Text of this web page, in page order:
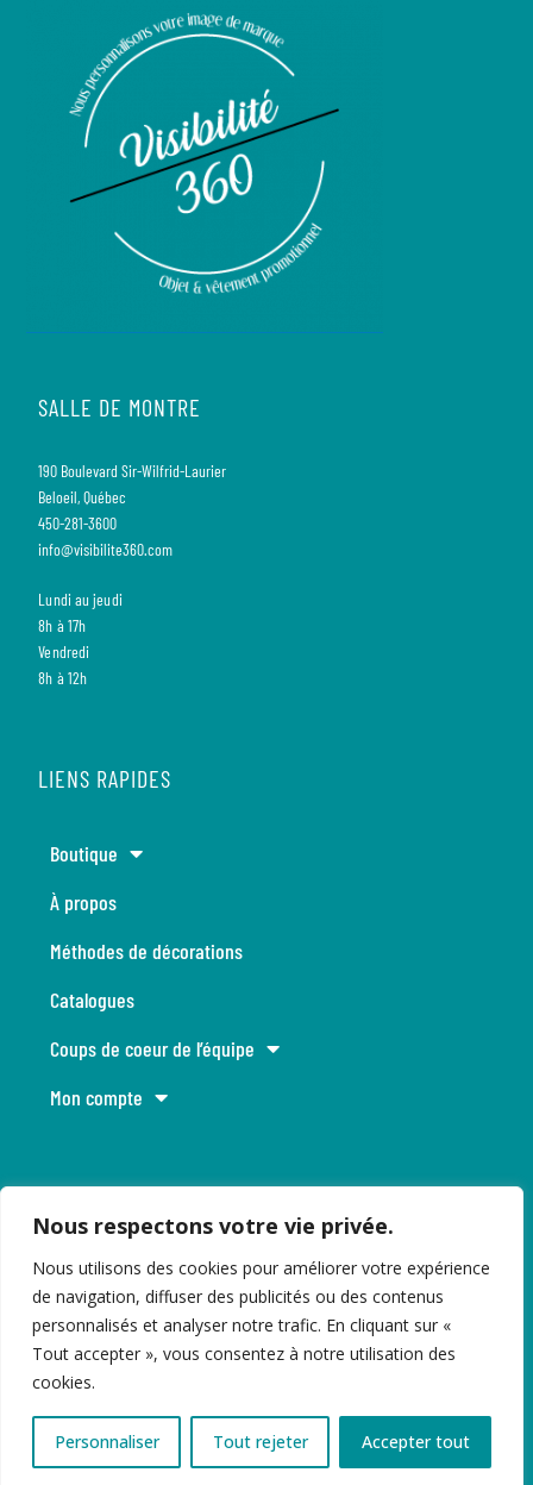
Nous respectons votre vie privée.
Nous utilisons des cookies pour améliorer votre expérience
de navigation, diffuser des publicités ou des contenus
personnalisés et analyser notre trafic. En cliquant sur «
Tout accepter », vous consentez à notre utilisation des
cookies.
Personnaliser Tout rejeter Accepter tout
SALLE DE MONTRE
190 Boulevard Sir-Wilfrid-Laurier
Beloeil, Québec
450-281-3600
info@visibilite360.com
Lundi au jeudi
8h à 17h
Vendredi
8h à 12h
LIENS RAPIDES
Boutique
À propos
Méthodes de décorations
Catalogues
Coups de coeur de l’équipe
Mon compte
INFOLETTRE
Soyez au courant de nos dernières nouvelles ainsi que nos promotions.
S'INSCRIRE ⟶
2019-2026 | Tous droits réservés - Visibilité 360